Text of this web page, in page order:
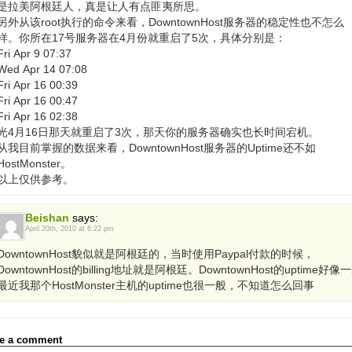
拉美阿根廷人，真是让人有点匪夷所思。
外从该root执行的命令来看，DowntownHost服务器的稳定性也不怎么
。你所在17号服务器在4月份就重启了5次，具体分别是：
Fri Apr 9 07:37
Apr 14 07:08
Apr 16 00:39
Apr 16 00:47
Apr 16 02:38
4月16日那天就重启了3次，那天你的服务器确实也长时间宕机。
我目前掌握的数据来看，DowntownHost服务器的Uptime还不如
。
上仅供参考。
Beishan says:
April 20th, 2010 at 6:22 pm
貌似就是阿根廷的，当时使用Paypal付款的时候，
的billing地址就是阿根廷。DowntownHost的uptime好像
近我那个HostMonster主机的uptime也很一般，不知道怎么回事
a comment